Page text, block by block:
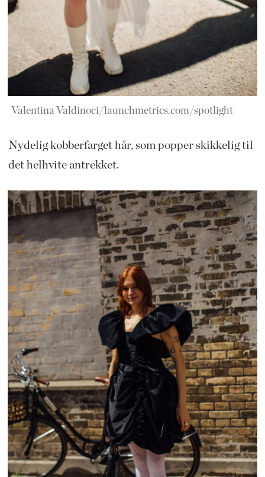
Valentina Valdinoci/launchmetrics.com/spotlight
Nydelig kobberfarget hår, som popper skikkelig til
det helhvite antrekket.